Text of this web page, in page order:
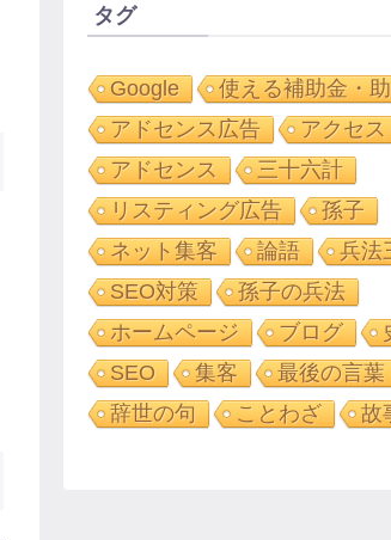
タグ
Google
使える補助金・
アドセンス広告
アクセス
アドセンス
三十六計
リスティング広告
孫子
ネット集客
論語
兵法
SEO対策
孫子の兵法
ホームページ
ブログ
SEO
集客
最後の言葉
辞世の句
ことわざ 故